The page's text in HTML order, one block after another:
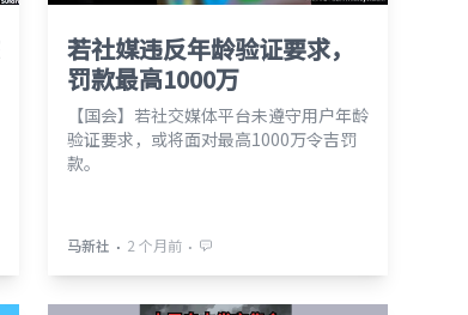
若社媒违反年龄验证要求，
罚款最高1000万
【国会】若社交媒体平台未遵守用户年龄
验证要求，或将面对最高1000万令吉罚
款。
马新社 ⋅ 2 个月前 ⋅